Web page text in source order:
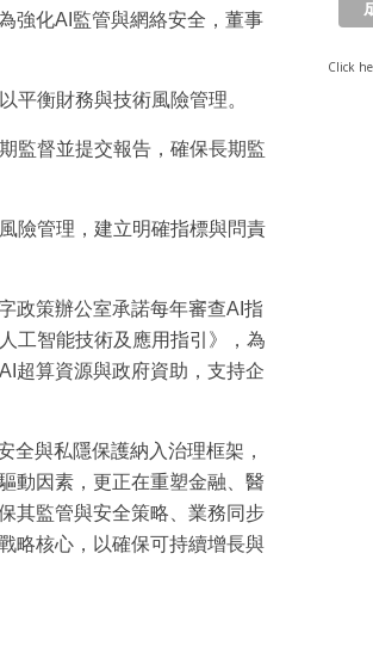
強化AI監管與網絡安全，董事
平衡財務與技術風險管理。
監督並提交報告，確保長期監
險管理，建立明確指標與問責
政策辦公室承諾每年審查AI指
工智能技術及應用指引》，為
超算資源與政府資助，支持企
全與私隱保護納入治理框架，
動因素，更正在重塑金融、醫
其監管與安全策略、業務同步
略核心，以確保可持續增長與
Click